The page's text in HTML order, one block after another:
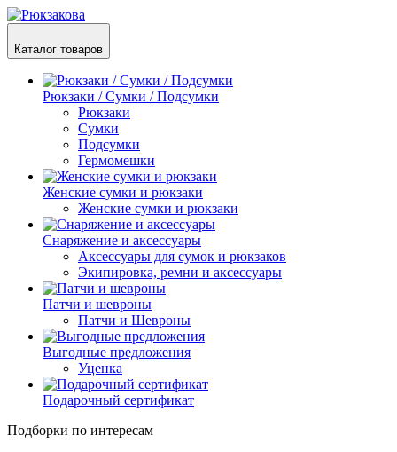
Каталог товаров
Рюкзаки / Сумки / Подсумки
Рюкзаки
Сумки
Подсумки
Гермомешки
Женские сумки и рюкзаки
Женские сумки и рюкзаки
Снаряжение и аксессуары
Аксессуары для сумок и рюкзаков
Экипировка, ремни и аксессуары
Патчи и шевроны
Патчи и Шевроны
Выгодные предложения
Уценка
Подарочный сертификат
Подборки по интересам